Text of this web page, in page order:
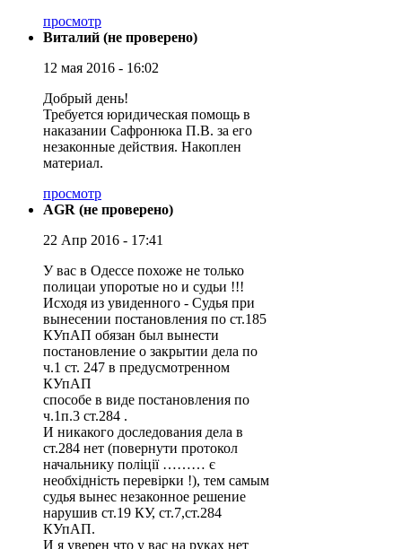
просмотр
Виталий (не проверено)
12 мая 2016 - 16:02
Добрый день!
Требуется юридическая помощь в
наказании Сафронюка П.В. за его
незаконные действия. Накоплен
материал.
просмотр
AGR (не проверено)
22 Апр 2016 - 17:41
У вас в Одессе похоже не только
полицаи упоротые но и судьи !!!
Исходя из увиденного - Судья при
вынесении постановления по ст.185
КУпАП обязан был вынести
постановление о закрытии дела по
ч.1 ст. 247 в предусмотренном
КУпАП
способе в виде постановления по
ч.1п.3 ст.284 .
И никакого доследования дела в
ст.284 нет (повернути протокол
начальнику поліції ……… є
необхідність перевірки !), тем самым
судья вынес незаконное решение
нарушив ст.19 КУ, ст.7,ст.284
КУпАП.
И я уверен что у вас на руках нет